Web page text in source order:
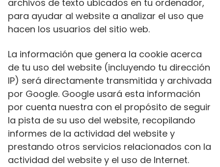
archivos de texto ubicados en tu ordenador,
para ayudar al website a analizar el uso que
hacen los usuarios del sitio web.
La información que genera la cookie acerca
de tu uso del website (incluyendo tu dirección
IP) será directamente transmitida y archivada
por Google. Google usará esta información
por cuenta nuestra con el propósito de seguir
la pista de su uso del website, recopilando
informes de la actividad del website y
prestando otros servicios relacionados con la
actividad del website y el uso de Internet.